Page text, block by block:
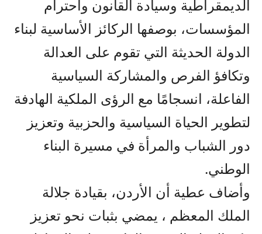
الديمقراطية وسيادة القانون واحترام
المؤسسات، بوصفها الركائز الأساسية لبناء
الدولة الحديثة التي تقوم على العدالة
وتكافؤ الفرص والمشاركة السياسية
الفاعلة، انسجامًا مع الرؤى الملكية الهادفة
لتطوير الحياة السياسية والحزبية وتعزيز
دور الشباب والمرأة في مسيرة البناء
الوطني.
وأضاف عطية أن الأردن، بقيادة جلالة
الملك المعظم ، يمضي بثبات نحو تعزيز